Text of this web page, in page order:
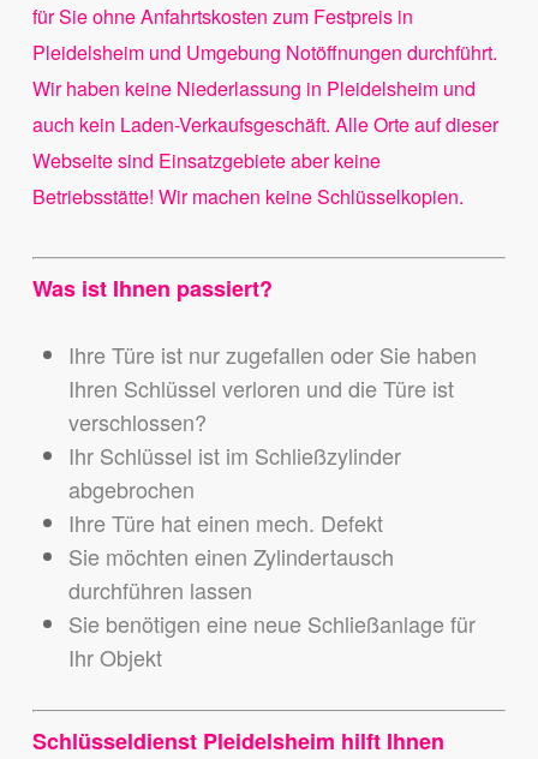
für Sie ohne Anfahrtskosten zum Festpreis in
Pleidelsheim und Umgebung Notöffnungen durchführt.
Wir haben keine Niederlassung in Pleidelsheim und
auch kein Laden-Verkaufsgeschäft. Alle Orte auf dieser
Webseite sind Einsatzgebiete aber keine
Betriebsstätte! Wir machen keine Schlüsselkopien.
Was ist Ihnen passiert?
Ihre Türe ist nur zugefallen oder Sie haben
Ihren Schlüssel verloren und die Türe ist
verschlossen?
Ihr Schlüssel ist im Schließzylinder
abgebrochen
Ihre Türe hat einen mech. Defekt
Sie möchten einen Zylindertausch
durchführen lassen
Sie benötigen eine neue Schließanlage für
Ihr Objekt
Schlüsseldienst Pleidelsheim hilft Ihnen